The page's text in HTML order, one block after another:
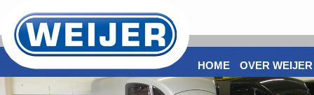
HOME OVER WEIJER